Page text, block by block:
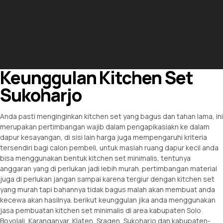
Keunggulan Kitchen Set
Sukoharjo
Anda pasti menginginkan kitchen set yang bagus dan tahan lama, ini
merupakan pertimbangan wajib dalam pengapikasiakn ke dalam
dapur kesayangan, di sisi lain harga juga mempengaruhi kriteria
tersendiri bagi calon pembeli, untuk maslah ruang dapur kecil anda
bisa menggunakan bentuk kitchen set minimalis, tentunya
anggaran yang di perlukan jadi lebih murah. pertimbangan material
juga di perlukan jangan sampai karena tergiur dengan kitchen set
yang murah tapi bahannya tidak bagus malah akan membuat anda
kecewa akan hasilnya. berikut keunggulan jika anda menggunakan
jasa pembuatan kitchen set minimalis di area kabupaten Solo
Boyolali, Karanganyar, Klaten, Sragen, Sukoharjo dan kabupaten-